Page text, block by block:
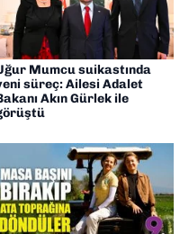
Mumcu suikastında
süreç: Ailesi Adalet
Akın Gürlek ile